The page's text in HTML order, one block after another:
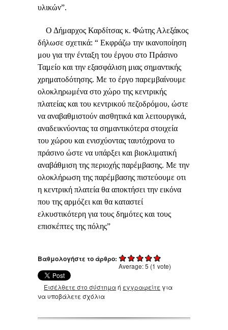
υλικών”.
Ο Δήμαρχος Καρδίτσας κ. Φώτης Αλεξάκος
δήλωσε σχετικά: “ Εκφράζω την ικανοποίηση
μου για την ένταξη του έργου στο Πράσινο
Ταμείο και την εξασφάλιση μιας σημαντικής
χρηματοδότησης. Με το έργο παρεμβαίνουμε
ολοκληρωμένα στο χώρο της κεντρικής
πλατείας και του κεντρικού πεζοδρόμου, ώστε
να αναβαθμιστούν αισθητικά και λειτουργικά,
αναδεικνύοντας τα σημαντικότερα στοιχεία
του χώρου και ενισχύοντας ταυτόχρονα το
πράσινο ώστε να υπάρξει και βιοκλιματική
αναβάθμιση της περιοχής παρέμβασης. Με την
ολοκλήρωση της παρέμβασης πιστεύουμε οτι
η κεντρική πλατεία θα αποκτήσει την εικόνα
που της αρμόζει και θα καταστεί
ελκυστικότερη για τους δημότες και τους
επισκέπτες της πόλης”
Βαθμολογήστε το άρθρο:
Average:5 (1 vote)
Εισέλθετε στο σύστημαή εγγραφείτε για
να υποβάλετε σχόλια